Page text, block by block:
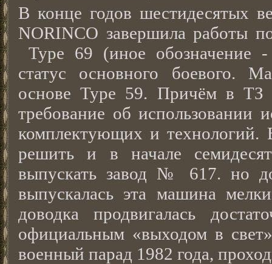
В конце годов шестидесятых
NORINCO завершила работы
Type 69 (иное обозначение
статус основного боевого.
основе Type 59. Причём в ТЗ
требование об использовании
комплектующих и технологий.
решить и в начале
выпускать завод № 617. но
выпускалась эта машина
доводка продвигалась
официальным «выходом в
военный парад 1982 года,